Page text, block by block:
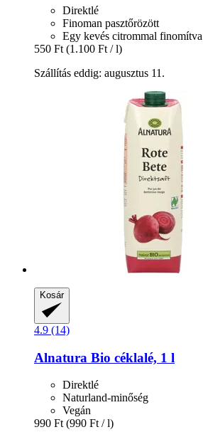
Direktlé
Finoman pasztőrözött
Egy kevés citrommal finomítva
550 Ft (1.100 Ft / l)
Szállítás eddig: augusztus 11.
Kosár
4.9 (14)
Alnatura Bio céklalé, 1 l
Direktlé
Naturland-minőség
Vegán
990 Ft (990 Ft / l)